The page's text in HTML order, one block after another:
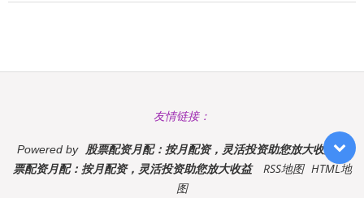
友情链接：
Powered by
股票配资月配：按月配资，灵活投资助您放大收益股
票配资月配：按月配资，灵活投资助您放大收益
RSS地图 HTML地
图